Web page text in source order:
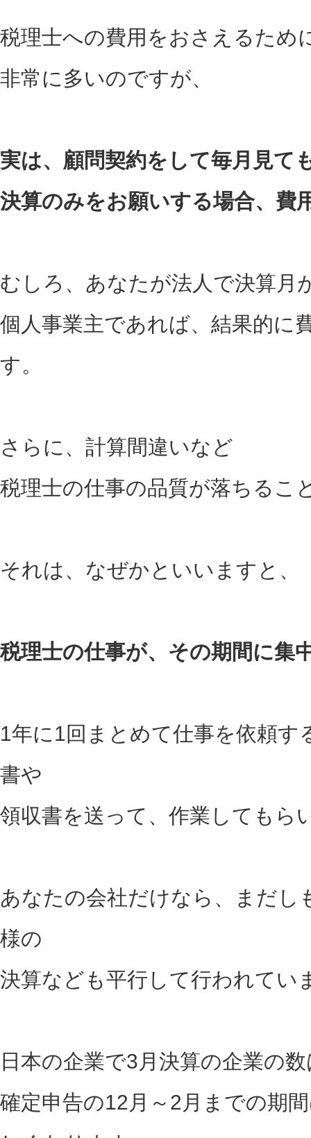
税理士への費用をおさえるため
非常に多いのですが、
実は、顧問契約をして毎月見て
決算のみをお願いする場合、費
むしろ、あなたが法人で決算月
個人事業主であれば、結果的に
す。
さらに、計算間違いなど
税理士の仕事の品質が落ちるこ
それは、なぜかといいますと、
税理士の仕事が、その期間に集
1年に1回まとめて仕事を依頼
書や
領収書を送って、作業してもら
あなたの会社だけなら、まだし
様の
決算なども平行して行われてい
日本の企業で3月決算の企業の
確定申告の12月～2月までの期